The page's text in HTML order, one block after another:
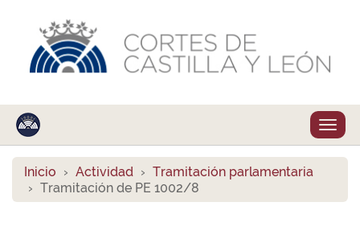
Inicio Actividad
Tramitación parlamentaria
Tramitación de PE 1002/8